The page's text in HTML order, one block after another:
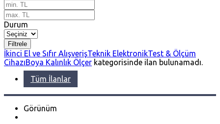
Durum
Filtrele
İkinci El ve Sıfır AlışverişTeknik ElektronikTest & Ölçüm
CihazıBoya Kalınlık Ölçer kategorisinde ilan bulunamadı.
Tüm İlanlar
Görünüm